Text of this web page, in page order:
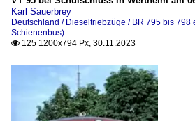
HellertalBahn
Vulkan-Eifel-Bahn
150 Jahre Eisenbahn in
Tag der Schiene 2023
Karl Sauerbrey
Deutschland / Dieseltriebzüge / BR 795 bis 798
Schienenbus)
 125 1200x794 Px, 30.11.2023